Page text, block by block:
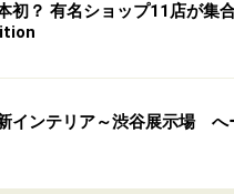
初？ 有名ショップ11店が集
インテリア～渋谷展示場 へ